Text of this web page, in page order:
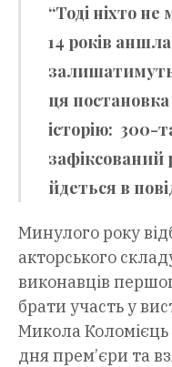
“Тоді ніхто
14 років
ця
історію: 300-
зафіксований
йдеться в
Минулого року
акторського
виконавців
брати участь у
Микола Коломієць
дня прем’єри та